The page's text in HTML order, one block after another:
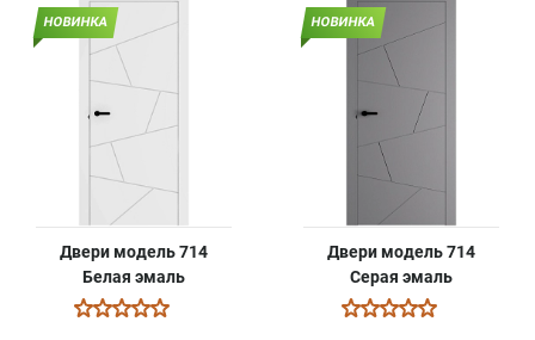
НОВИНКА
Двери модель 714
Белая эмаль
НОВИНКА
Двери модель 714
Серая эмаль